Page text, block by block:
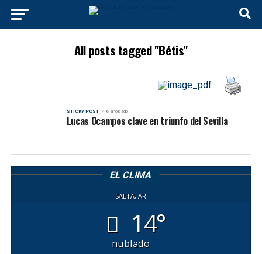
All posts tagged "Bétis"
STICKY POST 6 años ago
Lucas Ocampos clave en triunfo del Sevilla
EL CLIMA
SALTA, AR
14°
nublado